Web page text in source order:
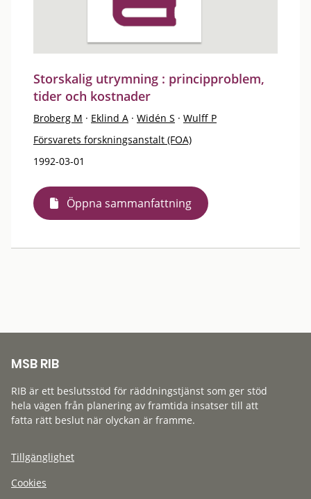
Storskalig utrymning : principproblem,
tider och kostnader
Broberg M · Eklind A · Widén S · Wulff P
Försvarets forskningsanstalt (FOA)
1992-03-01
Öppna sammanfattning
MSB RIB
RIB är ett beslutsstöd för räddningstjänst som ger stöd
hela vägen från planering av framtida insatser till att
fatta rätt beslut när olyckan är framme.
Tillgänglighet
Cookies